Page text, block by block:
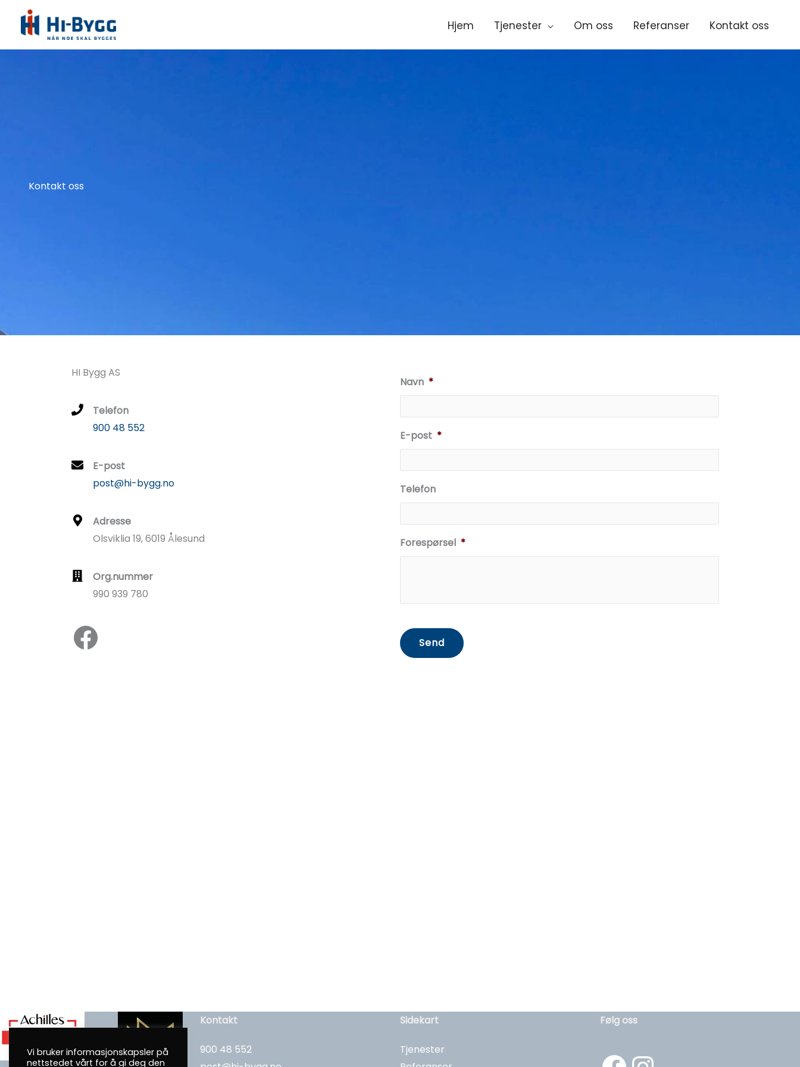
Hjem Tjenester Om oss Referanser Kontakt oss
Kontakt oss
HI Bygg AS
Telefon
900 48 552
E-post
post@hi-bygg.no
Adresse
Olsviklia 19, 6019 Ålesund
Org.nummer
990 939 780
Facebook
Navn *
E-post *
Telefon
Forespørsel *
Kontakt
900 48 552
Sidekart
Tjenester
Følg oss
Vi bruker informasjonskapsler på
nettstedet vårt for å gi deg den